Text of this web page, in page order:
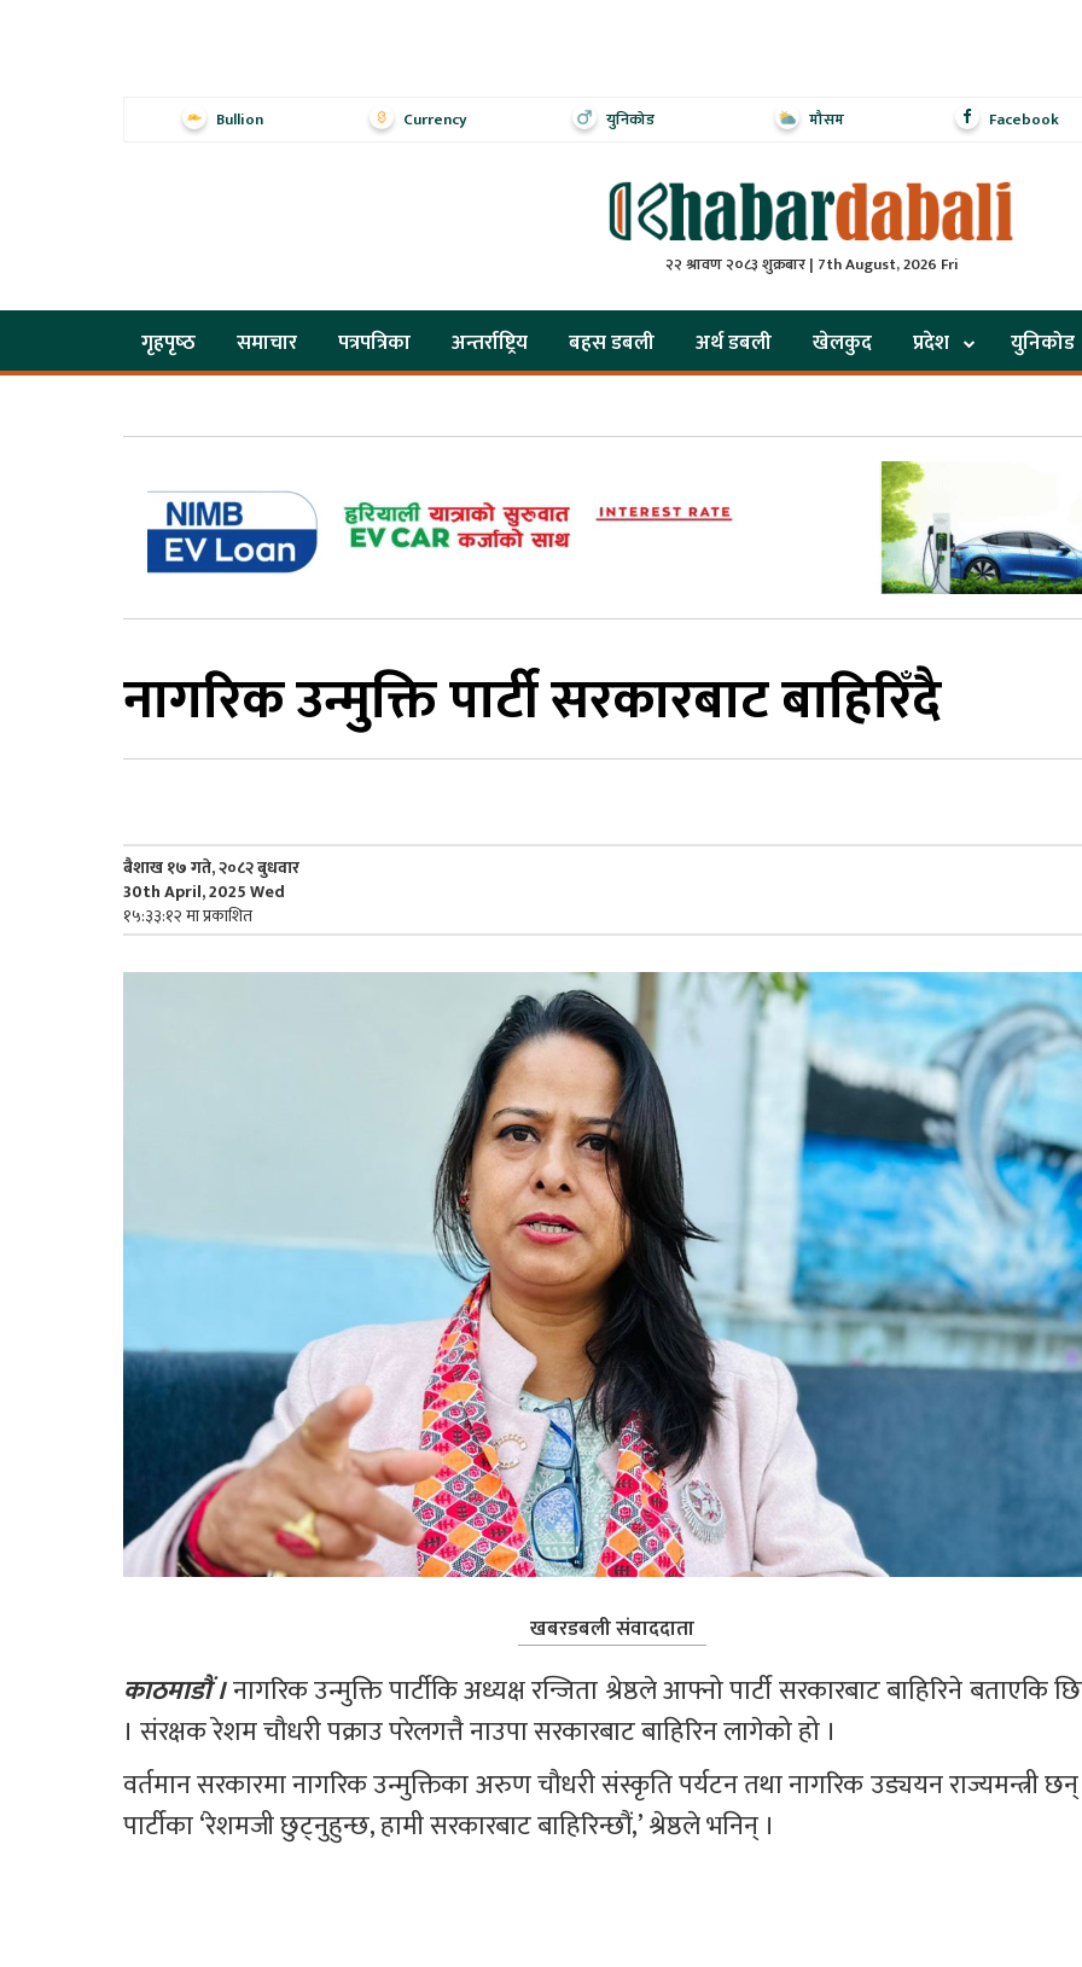
Bullion Currency युनिकोड मौसम Facebook
२२ श्रावण २०८३ शुक्रबार | 7th August, 2026 Fri
गृहपृष्‍ठ समाचार पत्रपत्रिका अन्तर्राष्ट्रिय बहस डबली अर्थ डबली खेलकुद प्रदेश युनिकोड
नागरिक उन्मुक्ति पार्टी सरकारबाट बाहिरिँदै
बैशाख १७ गते, २०८२ बुधवार
30th April, 2025 Wed
१५:३३:१२ मा प्रकाशित
खबरडबली संवाददाता
काठमाडौं । नागरिक उन्मुक्ति पार्टीकि अध्यक्ष रन्जिता श्रेष्ठले आफ्नो पार्टी सरकारबाट बाहिरिने बताएकि
। संरक्षक रेशम चौधरी पक्राउ परेलगत्तै नाउपा सरकारबाट बाहिरिन लागेको हो ।
वर्तमान सरकारमा नागरिक उन्मुक्तिका अरुण चौधरी संस्कृति पर्यटन तथा नागरिक उड्ययन राज्यमन्त्री छन्
पार्टीका ‘रेशमजी छुट्नुहुन्छ, हामी सरकारबाट बाहिरिन्छौं,’ श्रेष्ठले भनिन् ।